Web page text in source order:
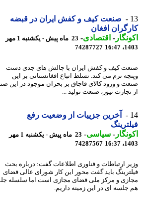
صنعت کیف و کفش ایران در قبضه
افغان
-اقتصادی-
23 ماه پیش - یکشنبه 1 مهر
74287727
کیف و کفش ایران با چالش های جدی دست
نرم می کند. تسلط اتباع افغانستانی بر این
و ورود کالای قاچاق بر بحران موجود در این
نیوز، صنعت تولید ...
آخرین جزییات از وضعیت رفع
-سیاسی-
23 ماه پیش - یکشنبه 1 مهر
74287567
ارتباطات و فناوری اطلاعات گفت: درباره بحث
باید گفت محور این کار شورای عالی فضای
و مرکز ملی فضای مجازی است اما سلسله
ای در این زمینه داریم.